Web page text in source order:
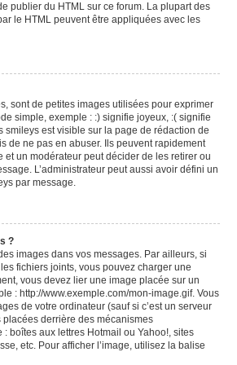
publier du HTML sur ce forum. La plupart des
le HTML peuvent être appliquées avec les
sont de petites images utilisées pour exprimer
simple, exemple : :) signifie joyeux, :( signifie
smileys est visible sur la page de rédaction de
de ne pas en abuser. Ils peuvent rapidement
un modérateur peut décider de les retirer ou
L’administrateur peut aussi avoir défini un
par message.
?
images dans vos messages. Par ailleurs, si
fichiers joints, vous pouvez charger une
vous devez lier une image placée sur un
: http://www.exemple.com/mon-image.gif. Vous
de votre ordinateur (sauf si c’est un serveur
derrière des mécanismes
: boîtes aux lettres Hotmail ou Yahoo!, sites
etc. Pour afficher l’image, utilisez la balise